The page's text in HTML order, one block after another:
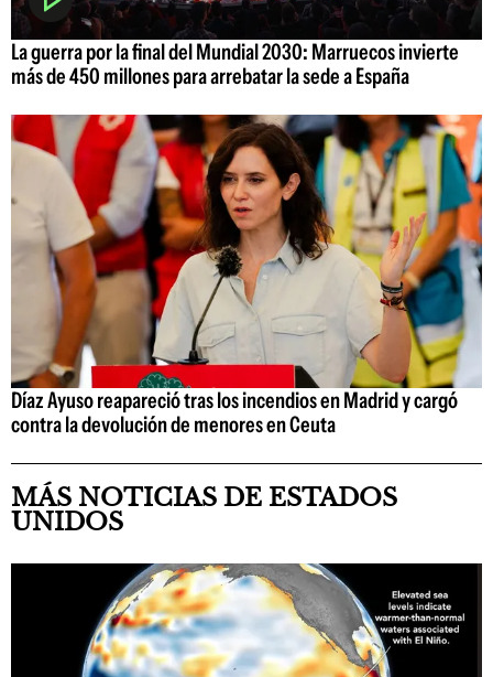
La guerra por la final del Mundial 2030: Marruecos invierte
más de 450 millones para arrebatar la sede a España
Díaz Ayuso reapareció tras los incendios en Madrid y cargó
contra la devolución de menores en Ceuta
MÁS NOTICIAS DE ESTADOS
UNIDOS